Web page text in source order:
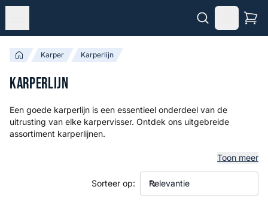
Karper Karperlijn
Karperlijn
Een goede karperlijn is een essentieel onderdeel van de
uitrusting van elke karpervisser. Ontdek ons uitgebreide
assortiment karperlijnen.
Toon meer
Sorteer op: